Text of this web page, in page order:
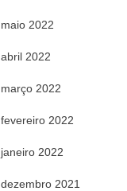
maio 2022
abril 2022
março 2022
fevereiro 2022
janeiro 2022
dezembro 2021